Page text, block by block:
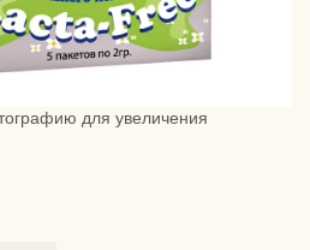
для увеличения